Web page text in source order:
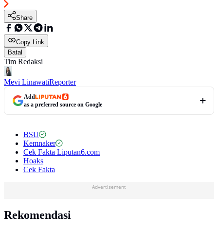
Share
Copy Link
Batal
Tim Redaksi
Mevi LinawatiReporter
Add
as a preferred source on Google
BSU
Kemnaker
Cek Fakta Liputan6.com
Hoaks
Cek Fakta
Advertisement
Rekomendasi